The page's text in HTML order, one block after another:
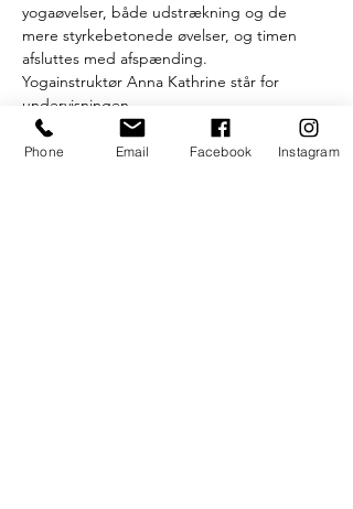
yogaøvelser, både udstrækning og de
mere styrkebetonede øvelser, og timen
afsluttes med afspænding.
Yogainstruktør Anna Kathrine står for
undervisningen.
Efter timen onsdagen serverer vi gratis
kaffe, te og hjemmebagte boller.
Phone Email Facebook Instagram